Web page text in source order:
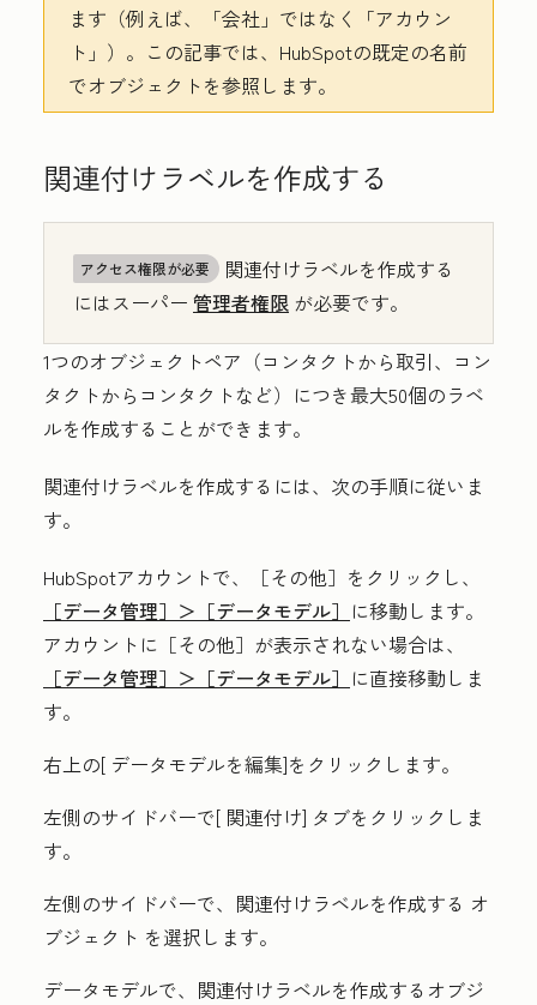
ます（例えば、「会社」ではなく「アカウン
ト」）。この記事では、HubSpotの既定の名前
でオブジェクトを参照します。
関連付けラベルを作成する
アクセス権限が必要
関連付けラベルを作成する
にはスーパー 管理者権限 が必要です。
1つのオブジェクトペア（コンタクトから取引、コン
タクトからコンタクトなど）につき最大50個のラベ
ルを作成することができます。
関連付けラベルを作成するには、次の手順に従いま
す。
HubSpotアカウントで、
［その他］をクリックし、
［データ管理］＞ ［データモデル］ に移動します。
アカウントに ［その他］が表示されない場合は、
［データ管理］＞ ［データモデル］ に直接移動しま
す。
右上の[ データモデルを編集]をクリックします。
左側のサイドバーで[ 関連付け] タブをクリックしま
す。
左側のサイドバーで、関連付けラベルを作成する オ
ブジェクト を選択します。
データモデルで、関連付けラベルを作成するオブジ